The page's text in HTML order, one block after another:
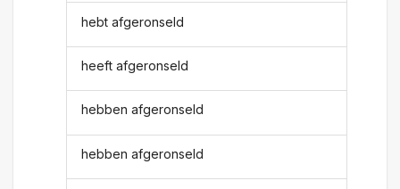
hebt afgeronseld
heeft afgeronseld
hebben afgeronseld
hebben afgeronseld